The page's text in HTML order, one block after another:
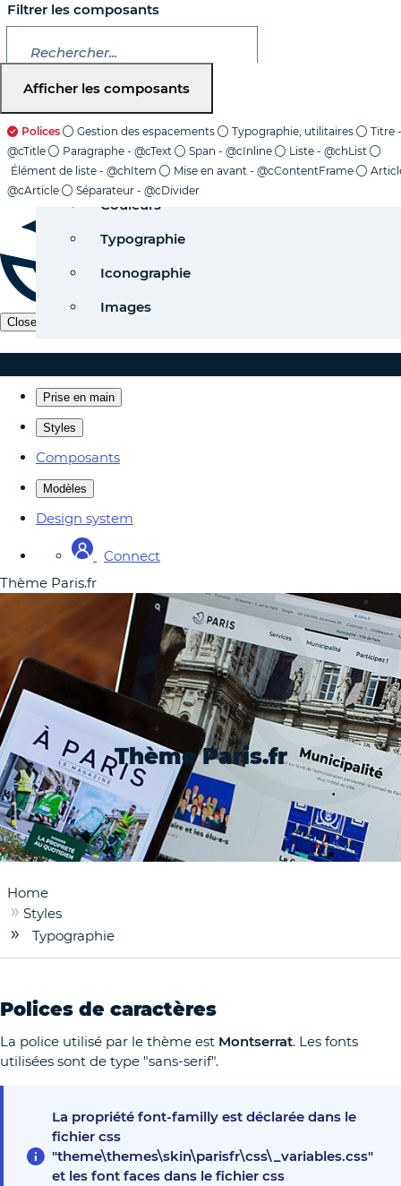
Home
Thème Paris.fr
Show
menu MENU
Close
Prise en main
Configurer
Versions
Mettre à jour le thème
Support
Styles
Ombres
Navigation
Couleurs
Typographie
Iconographie
Images
Composants
Modèles
Code
Mail
Design system
Connect
Thème Paris.fr
Thème Paris.fr
Home
Styles
Typographie
Filtrer les composants
Afficher les composants
Polices Gestion des espacements Typographie, utilitaires
Titre -
@cTitle
Paragraphe - @cText Span - @cInline
Liste - @chList
Élément de liste - @chItem
Mise en avant - @cContentFrame
@cArticle
Séparateur - @cDivider
Polices de caractères
La police utilisé par le thème est Montserrat. Les fonts
utilisées sont de type "sans-serif".
La propriété font-familly est déclarée dans le
fichier css
"theme\themes\skin\parisfr\css\_variables.css"
et les font faces dans le fichier css